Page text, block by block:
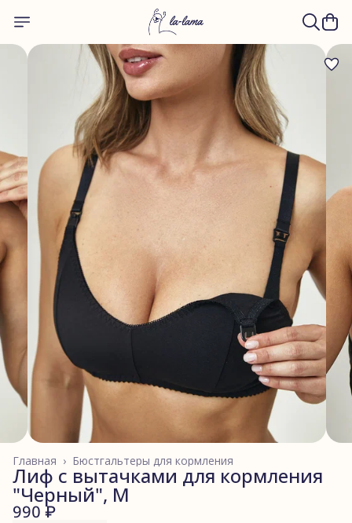
Бюстгальтеры для кормления
Главная ›
Лиф с вытачками для кормления
"Черный", M
990 ₽